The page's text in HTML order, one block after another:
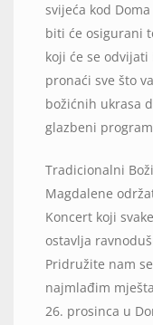
svijeća kod
biti će osigurani
koji će se
pronaći sve što
božićnih ukrasa
glazbeni
Tradicionalni
Magdalene
Koncert koji
ostavlja
Pridružite nam
najmlađim
26. prosinca u